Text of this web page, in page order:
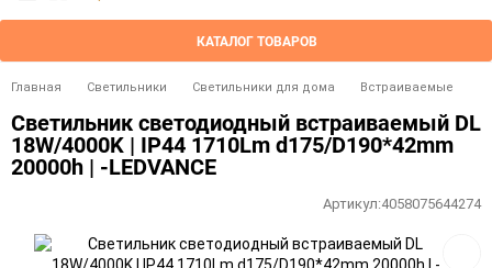
КАТАЛОГ ТОВАРОВ
Главная Светильники Светильники для дома Встраиваемые
Светильник светодиодный встраиваемый DL
18W/4000K | IP44 1710Lm d175/D190*42mm
20000h | -LEDVANCE
Артикул:4058075644274